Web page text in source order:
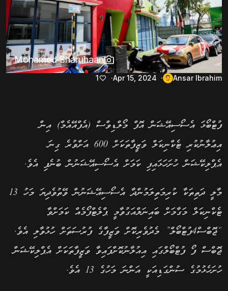
Mohamed Sharuhaan
Ansar Ibrahim
Apr 15, 2024
1
ފުޓްބޯޅަ އެސޯސިއޭޝަން އޮފް މޯލްޑިވްސް (އެފްއޭއެމް) އިން
އިޢުލާނުކުރި ޓެކްނިކަލް ވަޒީފާތަކަށް 600 އަށްވުރެ ގިނަ
އެޕްލިކޭޝަން ހުށަހަޅައިފި ކަމަށް އެސޯސިއޭޝަނުން ބުނެފި އެވެ.
މާލީ ދަތިތަކާ ކުރިމަތިލަމުންދާ އެސޯސިއޭޝަނުން ވޭތުވެދިޔަ މަހު 13
ޓެކްނިކަލް މަގާމަށް ބައިނަލްއަގުވާމީ ޕްލެޓްފޯމެއް ކަމަށްވާ
“ޖޮބްސް4ފުޓްބޯލް” މެދުވެރިކޮށް ވަޒީފާގެ ފުރުސަތަށް ހުޅުވާލި އެވެ.
ޖޮބްސް ފޯ ފުޓްބޯލްގައި އިއުލާނުކޮށްފައިވާ ވަޒީފާތަކަށް އެޕްލިކޭޝަން
ހުށަހެޅުމުގެ ސުންގަޑިއަކީ އަންނަ މަހުގެ 13 އެވެ.